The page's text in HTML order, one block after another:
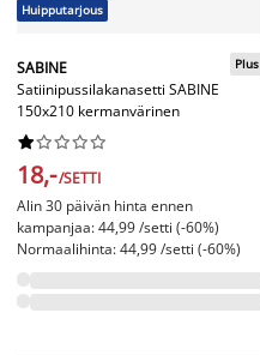
Huipputarjous
SABINE
Satiinipussilakanasetti SABINE
150x210 kermanvärinen
Plus






18,-/SETTI
Alin 30 päivän hinta ennen
kampanjaa: 44,99 /setti (-60%)
Normaalihinta: 44,99 /setti (-60%)